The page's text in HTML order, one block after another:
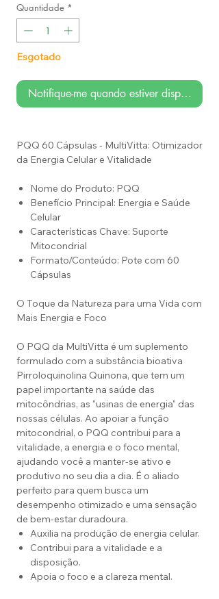
Quantidade *
Esgotado
Notifique-me quando estiver disponível
PQQ 60 Cápsulas - MultiVitta: Otimizador
da Energia Celular e Vitalidade
Nome do Produto: PQQ
Benefício Principal: Energia e Saúde
Celular
Características Chave: Suporte
Mitocondrial
Formato/Conteúdo: Pote com 60
Cápsulas
O Toque da Natureza para uma Vida com
Mais Energia e Foco
O PQQ da MultiVitta é um suplemento
formulado com a substância bioativa
Pirroloquinolina Quinona, que tem um
papel importante na saúde das
mitocôndrias, as "usinas de energia" das
nossas células. Ao apoiar a função
mitocondrial, o PQQ contribui para a
vitalidade, a energia e o foco mental,
ajudando você a manter-se ativo e
produtivo no seu dia a dia. É o aliado
perfeito para quem busca um
desempenho otimizado e uma sensação
de bem-estar duradoura.
Auxilia na produção de energia celular.
Contribui para a vitalidade e a
disposição.
Apoia o foco e a clareza mental.